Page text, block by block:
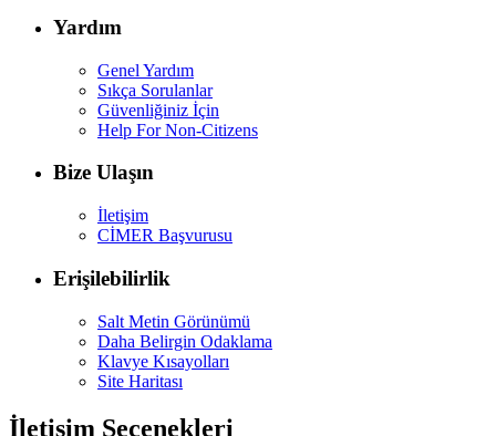
Yardım
Genel Yardım
Sıkça Sorulanlar
Güvenliğiniz İçin
Help For Non-Citizens
Bize Ulaşın
İletişim
CİMER Başvurusu
Erişilebilirlik
Salt Metin Görünümü
Daha Belirgin Odaklama
Klavye Kısayolları
Site Haritası
İletişim Seçenekleri